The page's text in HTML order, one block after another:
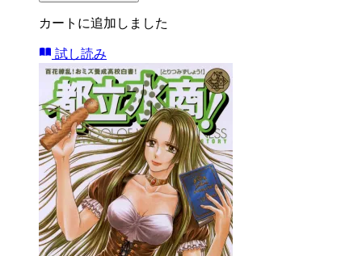
カートに追加しました
試し読み